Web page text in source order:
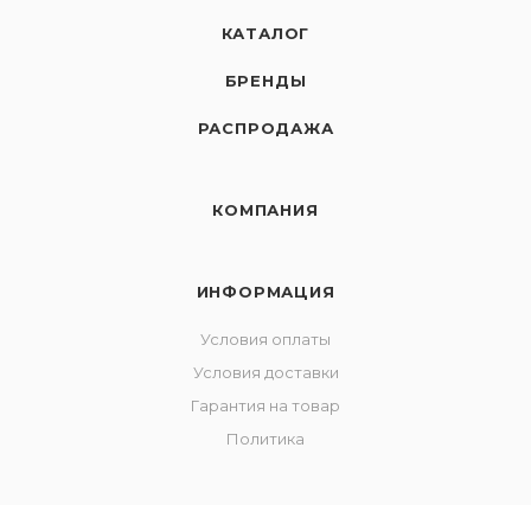
КАТАЛОГ
БРЕНДЫ
РАСПРОДАЖА
КОМПАНИЯ
ИНФОРМАЦИЯ
Условия оплаты
Условия доставки
Гарантия на товар
Политика